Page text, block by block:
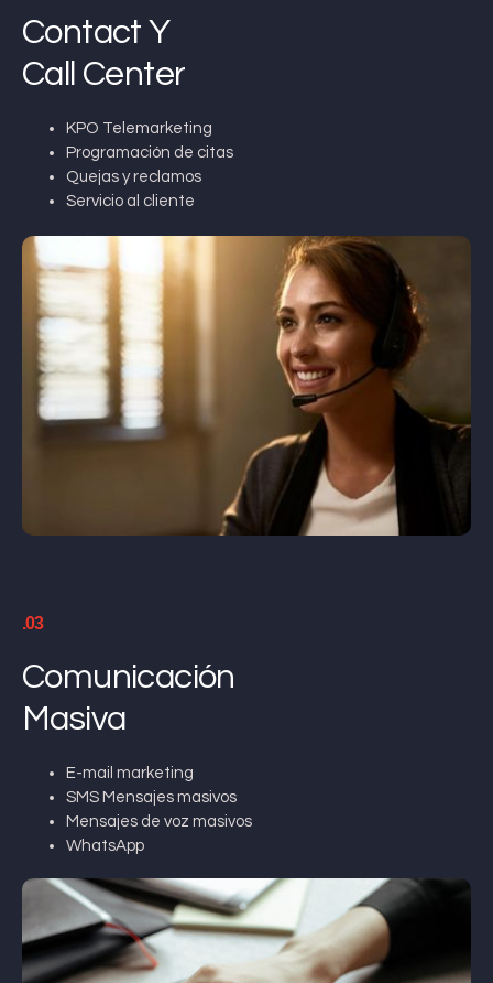
Contact Y
Call Center
KPO Telemarketing
Programación de citas
Quejas y reclamos
Servicio al cliente
.03
Comunicación
Masiva
E-mail marketing
SMS Mensajes masivos
Mensajes de voz masivos
WhatsApp